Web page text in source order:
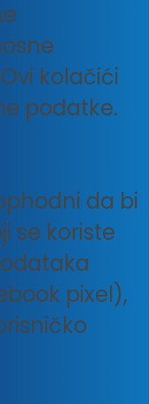
kolačići
podatke.
da bi
se koriste
pixel),